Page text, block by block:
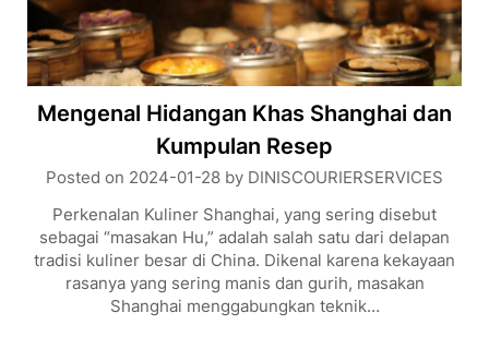
Mengenal Hidangan Khas Shanghai dan
Kumpulan Resep
Posted on 2024-01-28 by DINISCOURIERSERVICES
Perkenalan Kuliner Shanghai, yang sering disebut
sebagai “masakan Hu,” adalah salah satu dari delapan
tradisi kuliner besar di China. Dikenal karena kekayaan
rasanya yang sering manis dan gurih, masakan
Shanghai menggabungkan teknik…